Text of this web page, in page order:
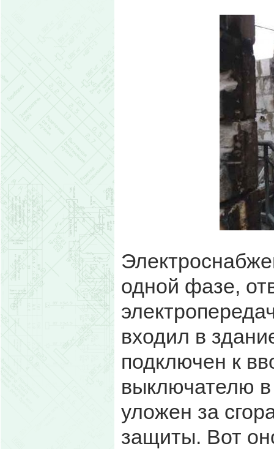
одной фазе,
входил в
подключен к
выключателю
уложен за
защиты. Вот